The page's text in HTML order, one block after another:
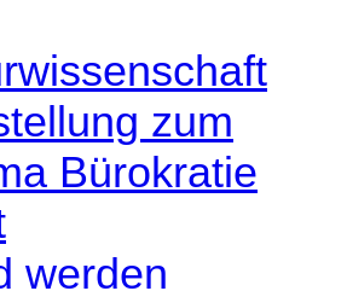
zum
Bürokratie
werden